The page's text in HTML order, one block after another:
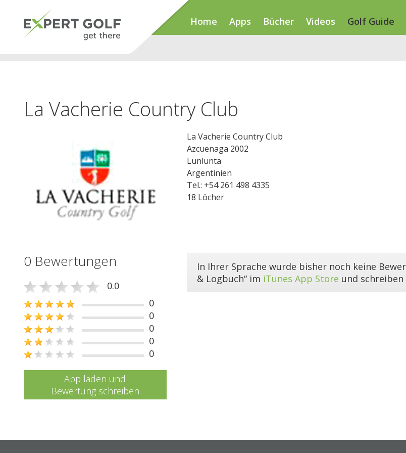
Home Apps Bücher Videos Golf Guide
La Vacherie Country Club
La Vacherie Country Club
Azcuenaga 2002
Lunlunta
Argentinien
Tel.: +54 261 498 4335
18 Löcher
0 Bewertungen
0.0
0
0
0
0
0
App laden und
Bewertung schreiben
In Ihrer Sprache wurde bisher noch keine
& Logbuch“ im iTunes App Store und